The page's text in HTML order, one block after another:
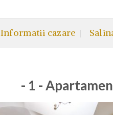
Informatii cazare
- 1 -